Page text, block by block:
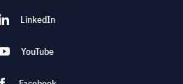
LinkedIn
YouTube